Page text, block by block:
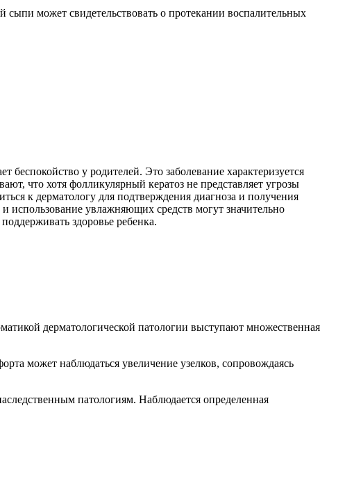
может свидетельствовать о протекании воспалительных
беспокойство у родителей. Это заболевание характеризуется
что хотя фолликулярный кератоз не представляет угрозы
к дерматологу для подтверждения диагноза и получения
использование увлажняющих средств могут значительно
здоровье ребенка.
дерматологической патологии выступают множественная
может наблюдаться увеличение узелков, сопровождаясь
патологиям. Наблюдается определенная